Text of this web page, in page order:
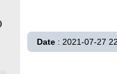
Date : 2021-07-27